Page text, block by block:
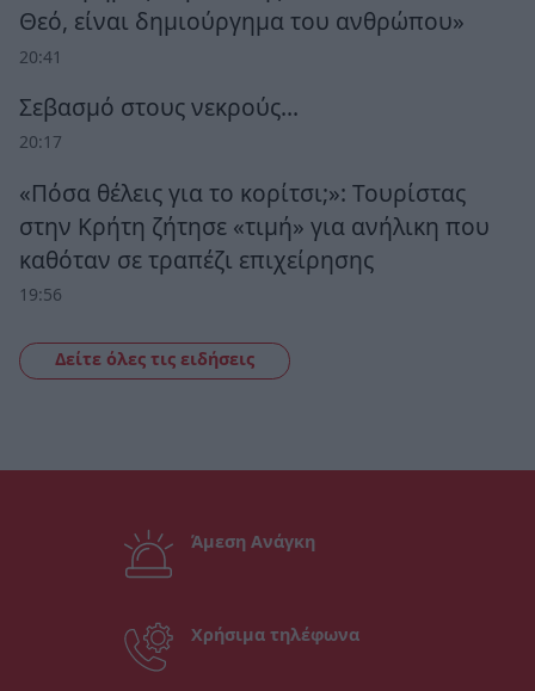
Θεό, είναι δημιούργημα του ανθρώπου»
20:41
Σεβασμό στους νεκρούς…
20:17
«Πόσα θέλεις για το κορίτσι;»: Τουρίστας
στην Κρήτη ζήτησε «τιμή» για ανήλικη που
καθόταν σε τραπέζι επιχείρησης
19:56
Δείτε όλες τις ειδήσεις
Άμεση Ανάγκη
Χρήσιμα τηλέφωνα